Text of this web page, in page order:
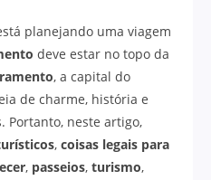
planejando uma viagem
deve estar no topo da
, a capital do
de charme, história e
Portanto, neste artigo,
, coisas legais para
, passeios, turismo,